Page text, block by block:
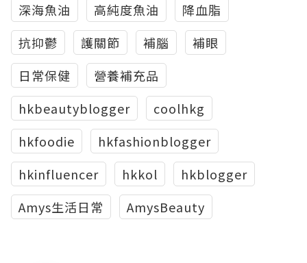
深海魚油
高純度魚油
降血脂
抗抑鬱
護關節 補腦
補眼
日常保健
營養補充品
hkbeautyblogger
coolhkg
hkfoodie
hkfashionblogger
hkinfluencer
hkkol
hkblogger
Amys生活日常
AmysBeauty